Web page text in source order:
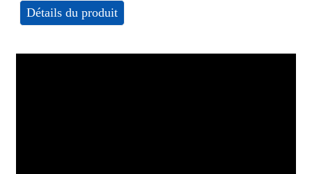
Détails du produit